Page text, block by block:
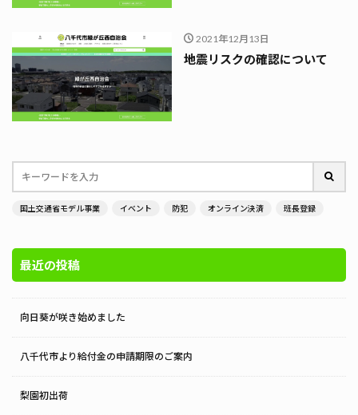
2021年12月13日
地震リスクの確認について
国土交通省モデル事業 イベント 防犯 オンライン決済 班長登録
最近の投稿
向日葵が咲き始めました
八千代市より給付金の申請期限のご案内
梨園初出荷